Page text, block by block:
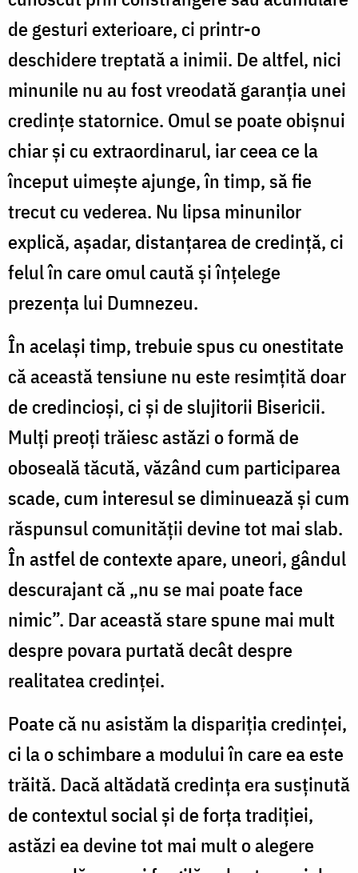
de gesturi exterioare, ci printr-o
deschidere treptată a inimii. De altfel, nici
minunile nu au fost vreodată garanția unei
credințe statornice. Omul se poate obișnui
chiar și cu extraordinarul, iar ceea ce la
început uimește ajunge, în timp, să fie
trecut cu vederea. Nu lipsa minunilor
explică, așadar, distanțarea de credință, ci
felul în care omul caută și înțelege
prezența lui Dumnezeu.
În același timp, trebuie spus cu onestitate
că această tensiune nu este resimțită doar
de credincioși, ci și de slujitorii Bisericii.
Mulți preoți trăiesc astăzi o formă de
oboseală tăcută, văzând cum participarea
scade, cum interesul se diminuează și cum
răspunsul comunității devine tot mai slab.
În astfel de contexte apare, uneori, gândul
descurajant că „nu se mai poate face
nimic”. Dar această stare spune mai mult
despre povara purtată decât despre
realitatea credinței.
Poate că nu asistăm la dispariția credinței,
ci la o schimbare a modului în care ea este
trăită. Dacă altădată credința era susținută
de contextul social și de forța tradiției,
astăzi ea devine tot mai mult o alegere